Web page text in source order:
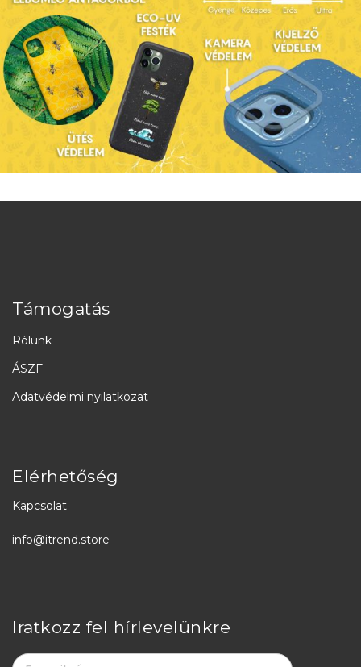
Támogatás
Rólunk
ÁSZF
Adatvédelmi nyilatkozat
Elérhetőség
Kapcsolat
info@itrend.store
Iratkozz fel hírlevelünkre